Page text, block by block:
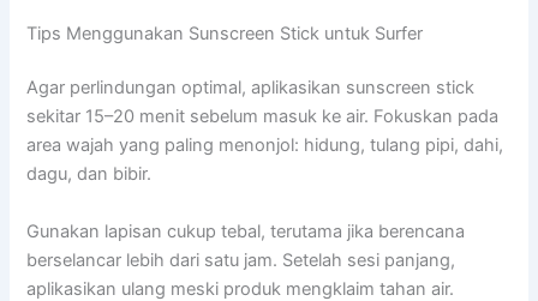
Tips Menggunakan Sunscreen Stick untuk Surfer
Agar perlindungan optimal, aplikasikan sunscreen stick
sekitar 15–20 menit sebelum masuk ke air. Fokuskan pada
area wajah yang paling menonjol: hidung, tulang pipi, dahi,
dagu, dan bibir.
Gunakan lapisan cukup tebal, terutama jika berencana
berselancar lebih dari satu jam. Setelah sesi panjang,
aplikasikan ulang meski produk mengklaim tahan air.